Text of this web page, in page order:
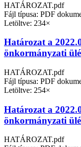
HATÁROZAT.pdf
Fájl típusa: PDF
Letöltve: 234×
Határozat a
önkormányzati
HATÁROZAT.pdf
Fájl típusa: PDF
Letöltve: 254×
Határozat a
önkormányzati
HATÁROZAT.pdf